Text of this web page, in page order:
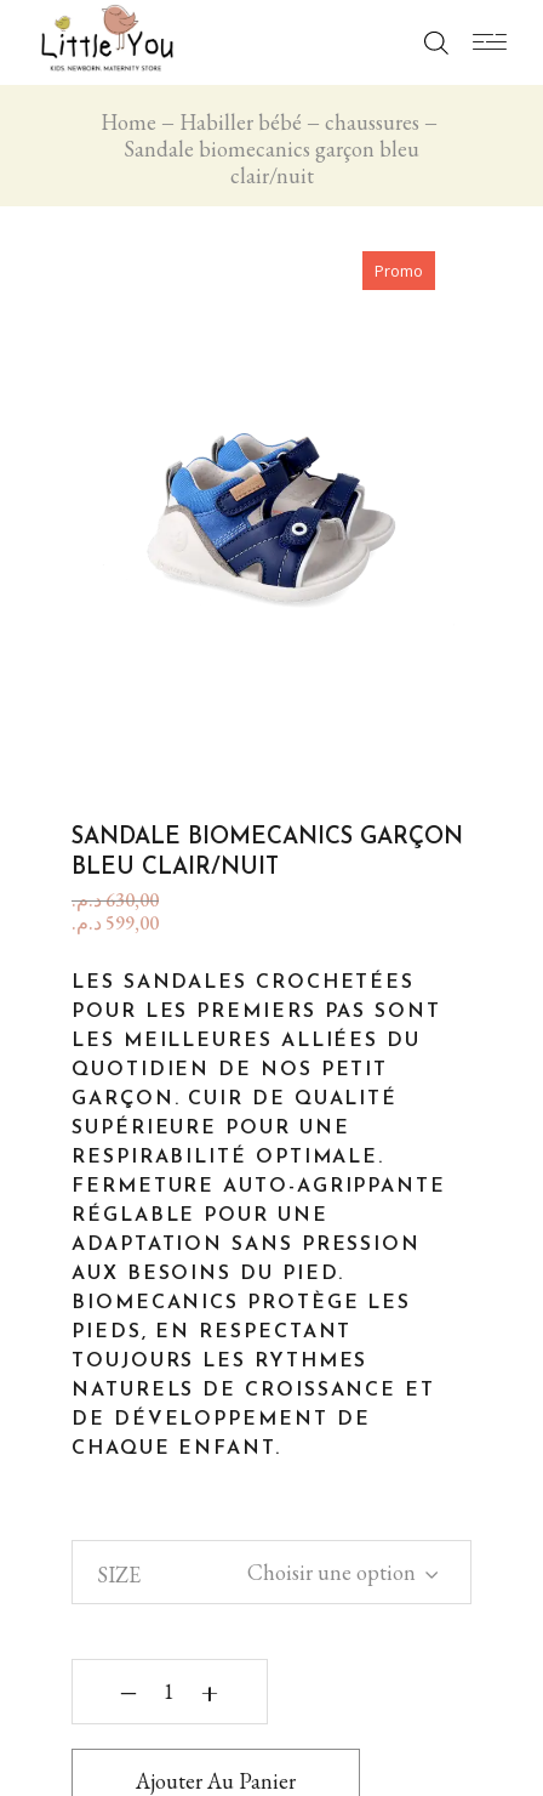
Home Habiller bébé
chaussures
Sandale biomecanics garçon bleu
clair/nuit
Promo
SANDALE BIOMECANICS GARÇON
BLEU CLAIR/NUIT
630,00د.م.
599,00 د.م.
LES SANDALES CROCHETÉES
POUR LES PREMIERS PAS SONT
LES MEILLEURES ALLIÉES DU
QUOTIDIEN DE NOS PETIT
GARÇON. CUIR DE QUALITÉ
SUPÉRIEURE POUR UNE
RESPIRABILITÉ OPTIMALE.
FERMETURE AUTO-AGRIPPANTE
RÉGLABLE POUR UNE
ADAPTATION SANS PRESSION
AUX BESOINS DU PIED.
BIOMECANICS PROTÈGE LES
PIEDS, EN RESPECTANT
TOUJOURS LES RYTHMES
NATURELS DE CROISSANCE ET
DE DÉVELOPPEMENT DE
CHAQUE ENFANT.
SIZE Choisir une option
‒ +
Ajouter Au Panier